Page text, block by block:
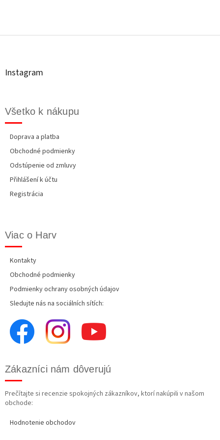
á
Instagram
Všetko k nákupu
Doprava a platba
Obchodné podmienky
Odstúpenie od zmluvy
Přihlášení k účtu
Registrácia
Viac o Harv
Kontakty
Obchodné podmienky
Podmienky ochrany osobných údajov
Sledujte nás na sociálních sítích:
Zákazníci nám dôverujú
Prečítajte si recenzie spokojných zákazníkov, ktorí nakúpili v našom
obchode:
Hodnotenie obchodov